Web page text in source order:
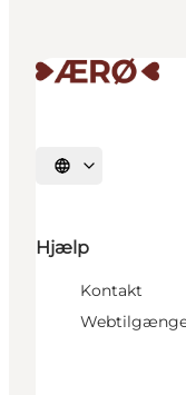
Vælg sprog
Hjælp
Kontakt